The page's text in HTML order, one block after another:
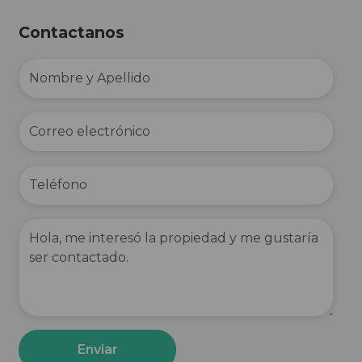
Contactanos
Enviar